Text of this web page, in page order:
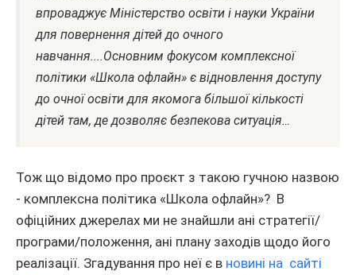
впроваджує Міністерство освіти і науки України
для повернення дітей до очного
навчання....Основним фокусом комплексної
політики «Школа офлайн» є відновлення доступу
до очної освіти для якомога більшої кількості
дітей там, де дозволяє безпекова ситуація…
Тож що відомо про проєкт з такою гучною назвою
- комплексна політика «Школа офлайн»? В
офіційних джерелах ми не знайшли ані стратегії/
програми/положення, ані плану заходів щодо його
реалізації. Згадування про неї є в новині на сайті